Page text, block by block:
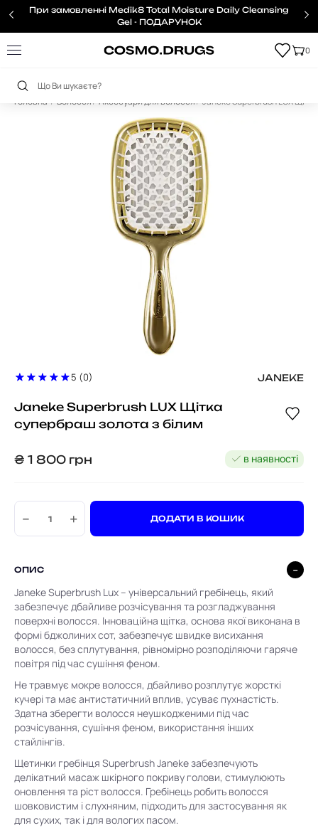
При замовленні Medik8 Total Moisture Daily Cleansing
Gel - ПОДАРУНОК
0
Головна Волосся Аксесуари для волосся Janeke Superbrush LUX
5 (0) JANEKE
Janeke Superbrush LUX Щітка
супербраш золота з бiлим
₴ 1 800 грн в наявності
− + ДОДАТИ В КОШИК
ОПИС
Janeke Superbrush Lux – універсальний гребінець, який
забезпечує дбайливе розчісування та розгладжування
поверхні волосся. Інноваційна щітка, основа якої виконана в
формі бджолиних сот, забезпечує швидке висихання
волосся, без сплутування, рівномірно розподіляючи гаряче
повітря під час сушіння феном.
Не травмує мокре волосся, дбайливо розплутує жорсткі
кучері та має антистатичний вплив, усуває пухнастість.
Здатна зберегти волосся неушкодженими під час
розчісування, сушіння феном, використання інших
стайлінгів.
Щетинки гребінця Superbrush Janeke забезпечують
делікатний масаж шкірного покриву голови, стимулюють
оновлення та ріст волосся. Гребінець робить волосся
шовковистим і слухняним, підходить для застосування як
для сухих, так і для вологих пасом.